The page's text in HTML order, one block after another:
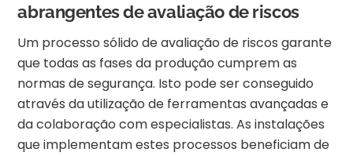
abrangentes de avaliação de riscos
Um processo sólido de avaliação de riscos garante
que todas as fases da produção cumprem as
normas de segurança. Isto pode ser conseguido
através da utilização de ferramentas avançadas e
da colaboração com especialistas. As instalações
que implementam estes processos beneficiam de